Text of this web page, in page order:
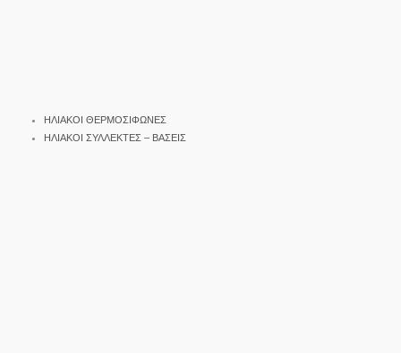
ΗΛΙΑΚΟΙ ΘΕΡΜΟΣΙΦΩΝΕΣ
ΗΛΙΑΚΟΙ ΣΥΛΛΕΚΤΕΣ – ΒΑΣΕΙΣ